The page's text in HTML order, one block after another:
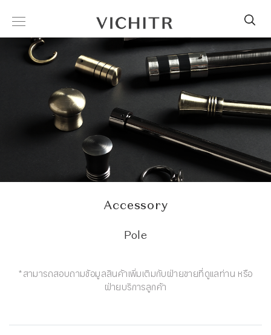
Accessory
Pole
*สามารถสอบถามข้อมูลสินค้าเพิ่มเติมกับฝ่ายขายที่ดูแลท่าน หรือ
ฝ่ายบริการลูกค้า